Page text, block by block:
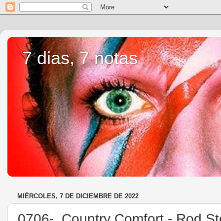
7 dias, 7 notas
MIÉRCOLES, 7 DE DICIEMBRE DE 2022